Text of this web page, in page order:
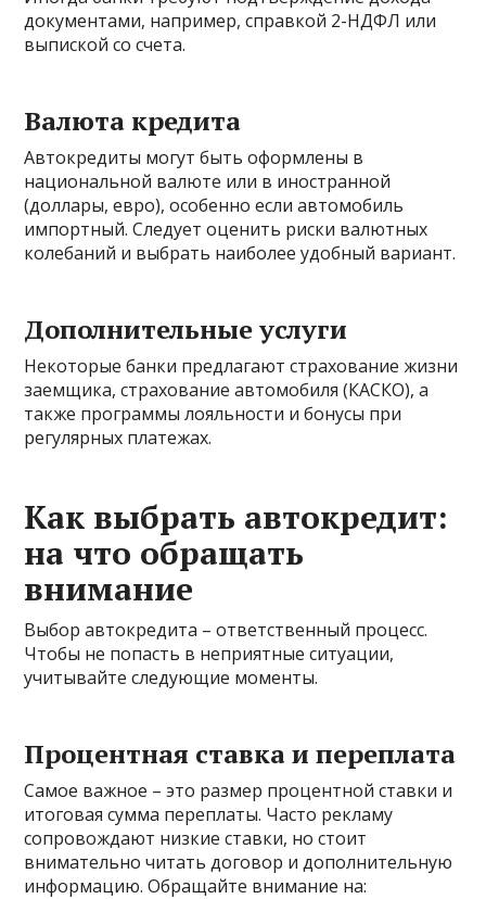
документами, например, справкой 2-НДФЛ или
выпиской со счета.
Валюта кредита
Автокредиты могут быть оформлены в
национальной валюте или в иностранной
(доллары, евро), особенно если автомобиль
импортный. Следует оценить риски валютных
колебаний и выбрать наиболее удобный вариант.
Дополнительные услуги
Некоторые банки предлагают страхование жизни
заемщика, страхование автомобиля (КАСКО), а
также программы лояльности и бонусы при
регулярных платежах.
Как выбрать автокредит:
на что обращать
внимание
Выбор автокредита – ответственный процесс.
Чтобы не попасть в неприятные ситуации,
учитывайте следующие моменты.
Процентная ставка и переплата
Самое важное – это размер процентной ставки и
итоговая сумма переплаты. Часто рекламу
сопровождают низкие ставки, но стоит
внимательно читать договор и дополнительную
информацию. Обращайте внимание на: